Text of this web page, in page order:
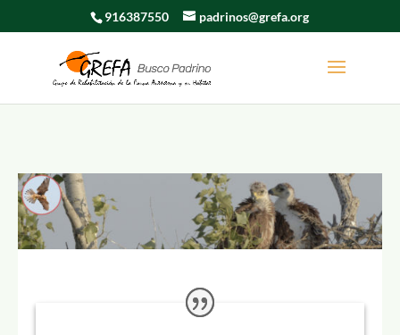
916387550 padrinos@grefa.org